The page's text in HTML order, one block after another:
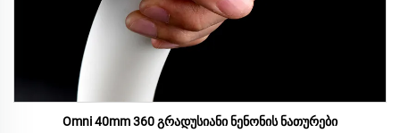
Omni 40mm 360 გრადუსიანი ნენონის ნათურები